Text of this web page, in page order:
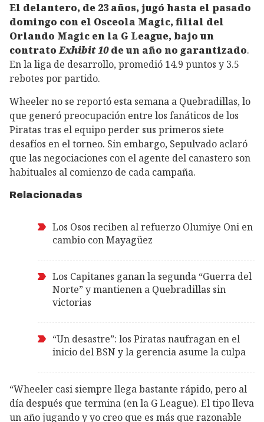
El delantero, de 23 años, jugó hasta el pasado
domingo con el Osceola Magic, filial del
Orlando Magic en la G League, bajo un
contratoExhibit 10de un año no garantizado.
En la liga de desarrollo, promedió 14.9 puntos y 3.5
rebotes por partido.
Wheeler no se reportó esta semana a Quebradillas, lo
que generó preocupación entre los fanáticos de los
Piratas tras el equipo perder sus primeros siete
desafíos en el torneo. Sin embargo, Sepulvado aclaró
que las negociaciones con el agente del canastero son
habituales al comienzo de cada campaña.
Relacionadas
Los Osos reciben al refuerzo Olumiye Oni en
cambio con Mayagüez
Los Capitanes ganan la segunda “Guerra del
Norte” y mantienen a Quebradillas sin
victorias
“Un desastre”: los Piratas naufragan en el
inicio del BSN y la gerencia asume la culpa
“Wheeler casi siempre llega bastante rápido, pero al
día después que termina (en la G League). El tipo lleva
un año jugando y yo creo que es más que razonable